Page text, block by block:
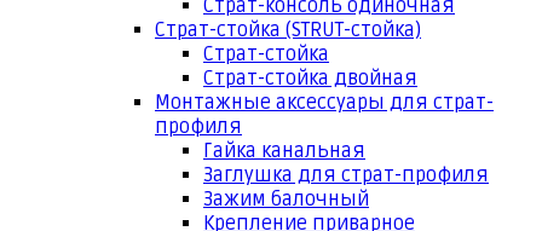
Страт-консоль одиночная
Страт-стойка (STRUT-стойка)
Страт-стойка
Страт-стойка двойная
Монтажные аксессуары для страт-
профиля
Гайка канальная
Заглушка для страт-профиля
Зажим балочный
Крепление приварное